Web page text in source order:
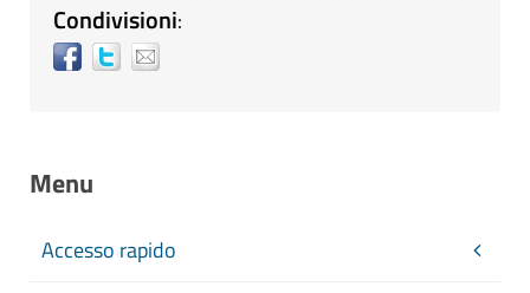
Condivisioni:
Menu
Accesso rapido